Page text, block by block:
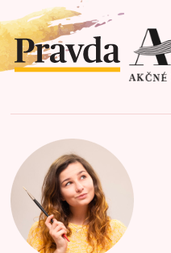
t
i
e